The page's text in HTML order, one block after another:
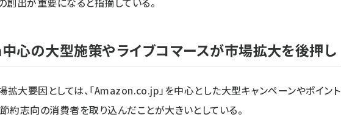
心の大型施策やライブコマースが市場拡大を後押し
拡大要因としては、「Amazon.co.jp」を中心とした大型キャンペーンやポイント
約志向の消費者を取り込んだことが大きいとしている。